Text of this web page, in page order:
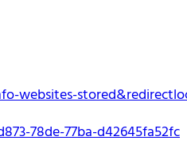
websites-
78de-77ba-d42645fa52fc